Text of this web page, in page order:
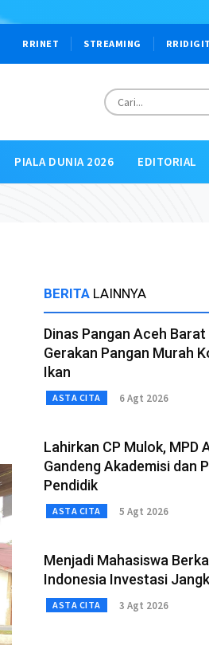
RRINET STREAMING
PIALA DUNIA 2026 EDITORIAL
BERITA LAINNYA
Dinas Pangan Aceh Barat
Gerakan Pangan Murah
Ikan
ASTA CITA 6 Agt 2026
Lahirkan CP Mulok, MPD
Gandeng Akademisi dan
Pendidik
ASTA CITA 5 Agt 2026
Menjadi Mahasiswa
Indonesia Investasi
ASTA CITA 3 Agt 2026